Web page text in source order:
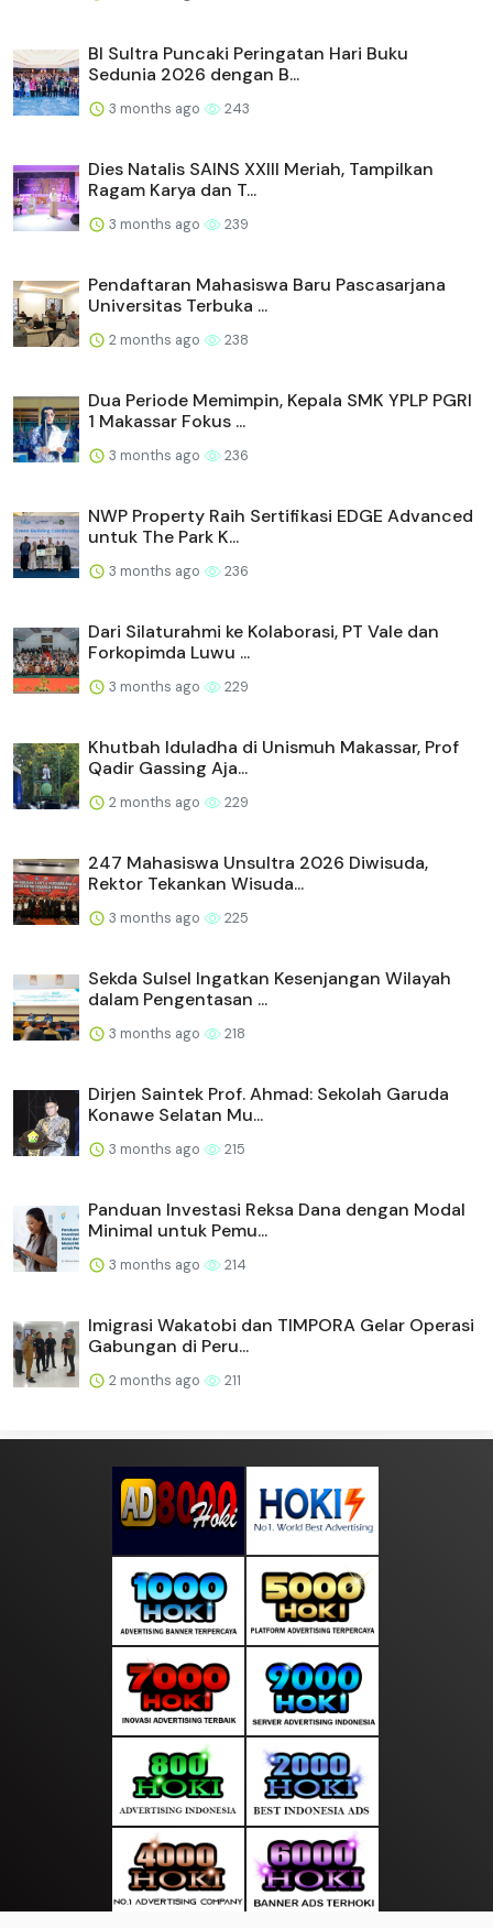
BI Sultra Puncaki Peringatan Hari Buku
Sedunia 2026 dengan B...
3 months ago 243
Dies Natalis SAINS XXIII Meriah, Tampilkan
Ragam Karya dan T...
3 months ago 239
Pendaftaran Mahasiswa Baru Pascasarjana
Universitas Terbuka ...
2 months ago 238
Dua Periode Memimpin, Kepala SMK YPLP PGRI
1 Makassar Fokus ...
3 months ago 236
NWP Property Raih Sertifikasi EDGE Advanced
untuk The Park K...
3 months ago 236
Dari Silaturahmi ke Kolaborasi, PT Vale dan
Forkopimda Luwu ...
3 months ago 229
Khutbah Iduladha di Unismuh Makassar, Prof
Qadir Gassing Aja...
2 months ago 229
247 Mahasiswa Unsultra 2026 Diwisuda,
Rektor Tekankan Wisuda...
3 months ago 225
Sekda Sulsel Ingatkan Kesenjangan Wilayah
dalam Pengentasan ...
3 months ago 218
Dirjen Saintek Prof. Ahmad: Sekolah Garuda
Konawe Selatan Mu...
3 months ago 215
Panduan Investasi Reksa Dana dengan Modal
Minimal untuk Pemu...
3 months ago 214
Imigrasi Wakatobi dan TIMPORA Gelar Operasi
Gabungan di Peru...
2 months ago 211